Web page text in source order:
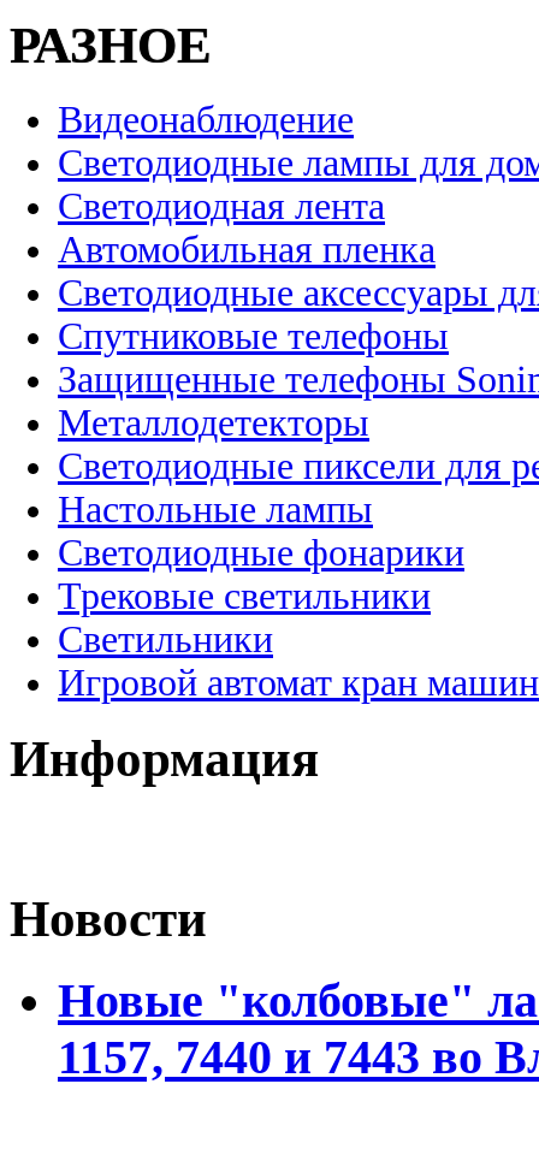
РАЗНОЕ
Видеонаблюдение
Светодиодные лампы для
Светодиодная лента
Автомобильная пленка
Светодиодные аксессуары
Спутниковые телефоны
Защищенные телефоны
Металлодетекторы
Светодиодные пиксели для
Настольные лампы
Светодиодные фонарики
Трековые светильники
Светильники
Игровой автомат кран
Информация
Новости
Новые "колбовые"
1157, 7440 и 7443 во